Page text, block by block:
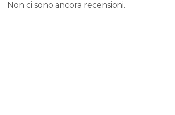
Non ci sono ancora recensioni.